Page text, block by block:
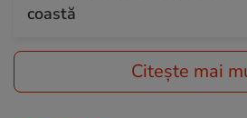
coastă
Citește mai